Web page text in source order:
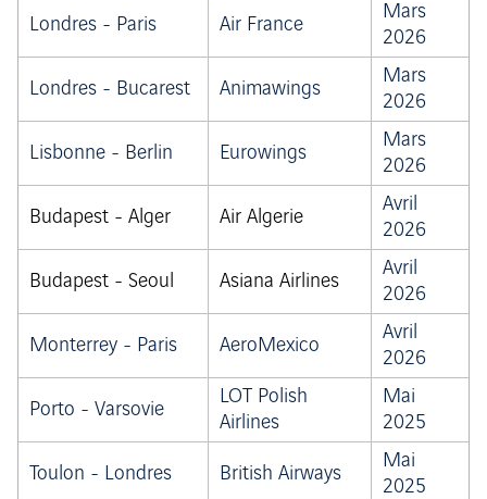
Londres - Paris Air France
Mars
2026
Londres - Bucarest Animawings
Mars
2026
Lisbonne - Berlin Eurowings
Mars
2026
Budapest - Alger Air Algerie
Avril
2026
Budapest - Seoul Asiana Airlines
Avril
2026
Monterrey - Paris AeroMexico
Avril
2026
Porto - Varsovie
LOT Polish
Airlines
Mai
2025
Toulon - Londres British Airways
Mai
2025